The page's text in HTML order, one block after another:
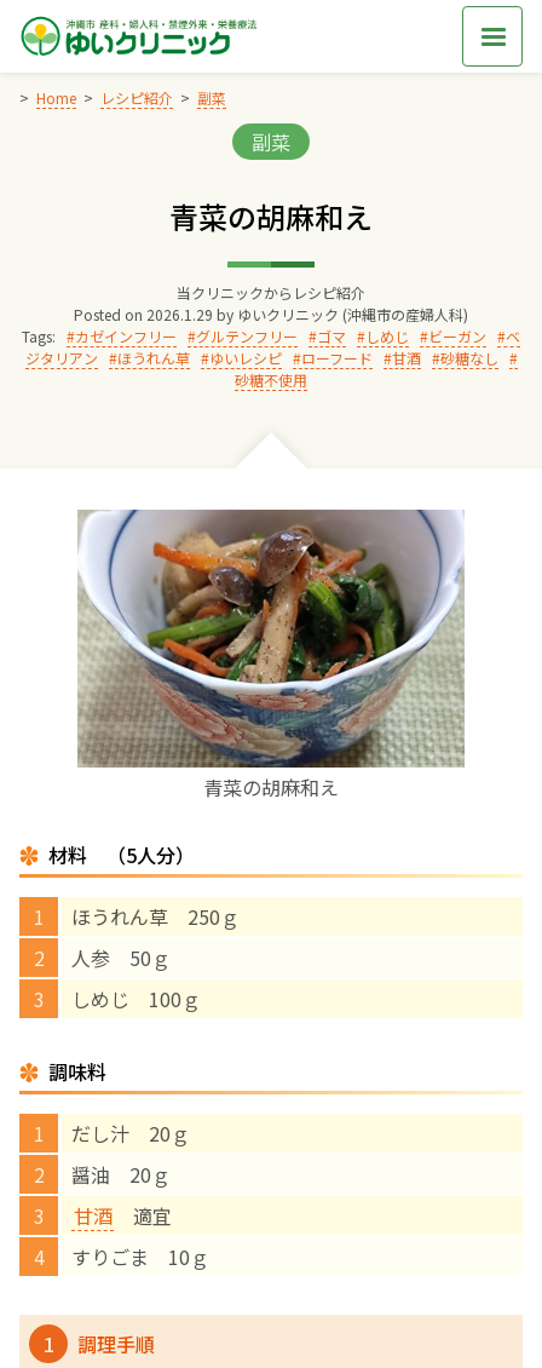
Skip
content
Home レシピ紹介 副菜
Categories:
副菜
青菜の胡麻和え
当クリニックからレシピ紹介
Posted on 2026.1.29 by ゆいクリニック (沖縄市の産婦人科)
Tags:
カゼインフリー グルテンフリー ゴマ しめじ ビーガン
ベ
ジタリアン
ほうれん草 ゆいレシピ ローフード 甘酒
砂糖なし
砂糖不使用
青菜の胡麻和え
材料 （5人分）
ほうれん草 250ｇ
人参 50ｇ
しめじ 100ｇ
調味料
だし汁 20ｇ
醤油 20ｇ
甘酒 適宜
すりごま 10ｇ
1 調理手順
院長からのごあいさつ
ゆいクリニックの経営理念
診療料金
妊婦健診
お産について
親と子の結びつき支援
母乳育児
予防接種
‘さんルーム’ でさまざまな講座・クラス
遠方にお住まいで当院での出産を希望される方へ